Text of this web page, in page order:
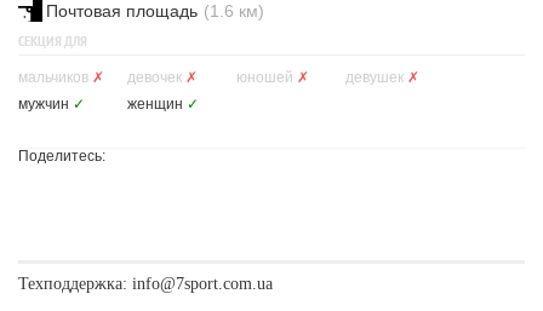
Почтовая площадь (1.6 км)
СЕКЦИЯ ДЛЯ
мальчиков ✗ девочек ✗ юношей ✗ девушек ✗
мужчин ✓ женщин ✓
Поделитесь:
Техподдержка: info@7sport.com.ua